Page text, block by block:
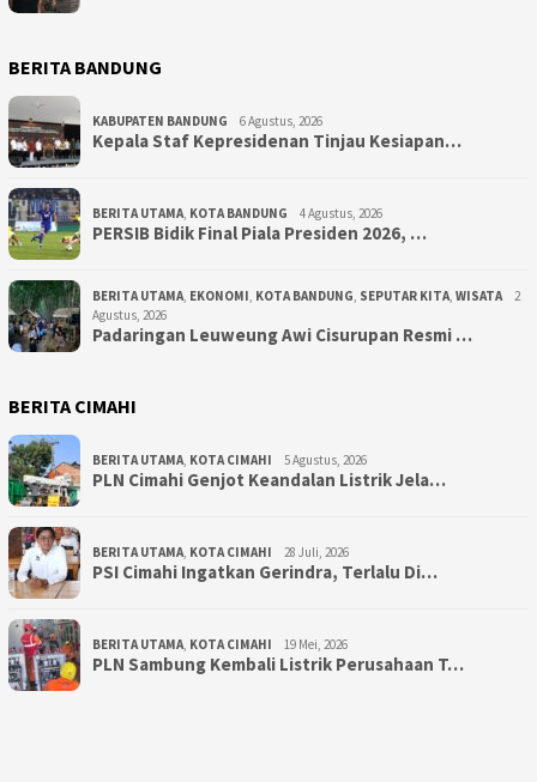
BERITA BANDUNG
KABUPATEN BANDUNG 6 Agustus, 2026
Kepala Staf Kepresidenan Tinjau Kesiapan…
BERITA UTAMA, KOTA BANDUNG 4 Agustus, 2026
PERSIB Bidik Final Piala Presiden 2026, …
BERITA UTAMA, EKONOMI, KOTA BANDUNG, SEPUTAR KITA, WISATA
2
Agustus, 2026
Padaringan Leuweung Awi Cisurupan Resmi …
BERITA CIMAHI
BERITA UTAMA, KOTA CIMAHI 5 Agustus, 2026
PLN Cimahi Genjot Keandalan Listrik Jela…
BERITA UTAMA, KOTA CIMAHI 28 Juli, 2026
PSI Cimahi Ingatkan Gerindra, Terlalu Di…
BERITA UTAMA, KOTA CIMAHI 19 Mei, 2026
PLN Sambung Kembali Listrik Perusahaan T…